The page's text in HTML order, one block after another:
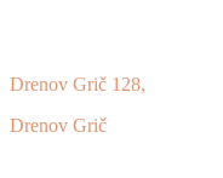
Drenov Grič 128,
Drenov Grič